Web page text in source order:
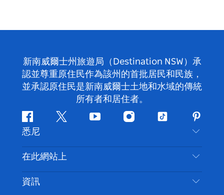
新南威爾士州旅遊局（Destination NSW）承
認並尊重原住民作為該州的首批居民和民族，
並承認原住民是新南威爾士土地和水域的傳統
所有者和居住者。
Facebook嘰
喳
喳
Youtube Instagram
抖
悉尼
聯絡我們
免責聲明
隱私
在此網站上
目的地
資訊